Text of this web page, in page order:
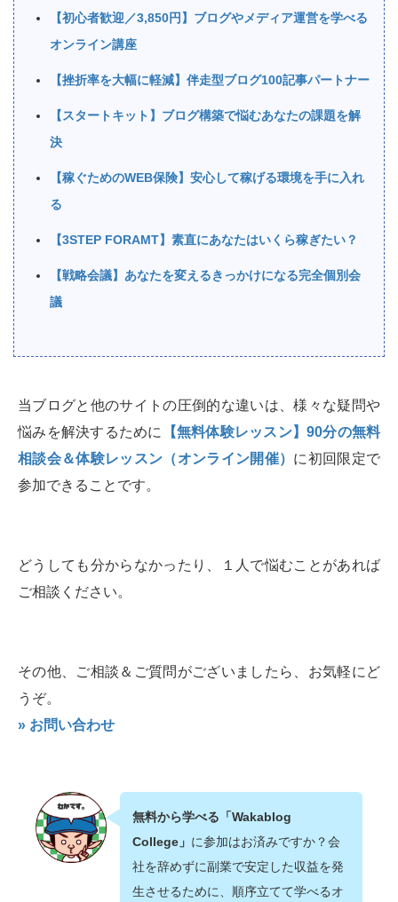
【初心者歓迎／3,850円】ブログやメディア運営を学べる
オンライン講座
【挫折率を大幅に軽減】伴走型ブログ100記事パートナー
【スタートキット】ブログ構築で悩むあなたの課題を解
決
【稼ぐためのWEB保険】安心して稼げる環境を手に入れ
る
【3STEP FORAMT】素直にあなたはいくら稼ぎたい？
【戦略会議】あなたを変えるきっかけになる完全個別会
議
当ブログと他のサイトの圧倒的な違いは、様々な疑問や
悩みを解決するために
【無料体験レッスン】90分の無料
相談会＆体験レッスン（オンライン開催） に初回限定で
参加できることです。
どうしても分からなかったり、１人で悩むことがあれば
ご相談ください。
その他、ご相談＆ご質問がございましたら、お気軽にど
うぞ。
» お問い合わせ
無料から学べる「Wakablog
College」 に参加はお済みですか？会
社を辞めずに副業で安定した収益を発
生させるために、順序立てて学べるオ